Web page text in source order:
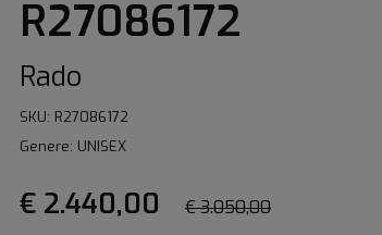
R27086172
Rado
SKU: R27086172
Genere: UNISEX
€ 2.440,00 € 3.050,00